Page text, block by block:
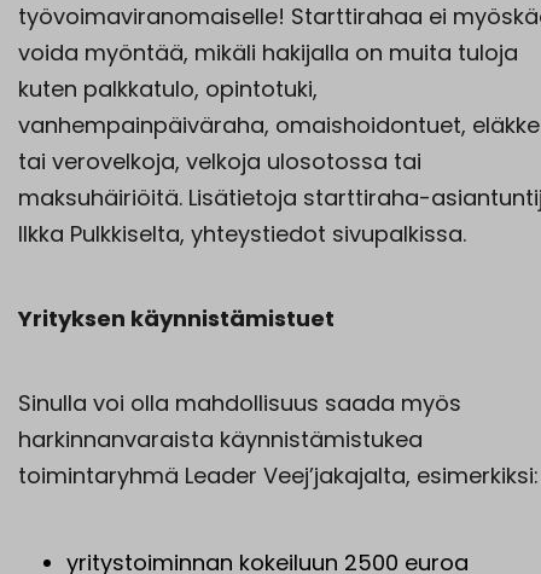
työvoimaviranomaiselle! Starttirahaa ei
voida myöntää, mikäli hakijalla on muita tuloja
kuten palkkatulo, opintotuki,
vanhempainpäiväraha, omaishoidontuet,
tai verovelkoja, velkoja ulosotossa tai
maksuhäiriöitä. Lisätietoja starttiraha-
Ilkka Pulkkiselta, yhteystiedot sivupalkissa.
Yrityksen käynnistämistuet
Sinulla voi olla mahdollisuus saada myös
harkinnanvaraista käynnistämistukea
toimintaryhmä Leader Veej’jakajalta, esimerkiksi:
yritystoiminnan kokeiluun 2500 euroa